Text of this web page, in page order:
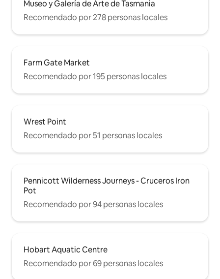
Museo y Galería de Arte de Tasmania
Recomendado por 278 personas locales
Farm Gate Market
Recomendado por 195 personas locales
Wrest Point
Recomendado por 51 personas locales
Pennicott Wilderness Journeys - Cruceros Iron
Pot
Recomendado por 94 personas locales
Hobart Aquatic Centre
Recomendado por 69 personas locales